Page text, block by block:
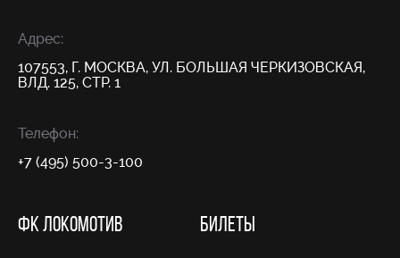
Адрес:
107553, Г. МОСКВА, УЛ. БОЛЬШАЯ ЧЕРКИЗОВСКАЯ,
ВЛД. 125, СТР. 1
Телефон:
+7 (495) 500-3-100
ФК ЛОКОМОТИВ БИЛЕТЫ